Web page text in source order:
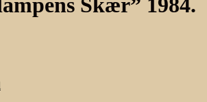
Skær” 1984.